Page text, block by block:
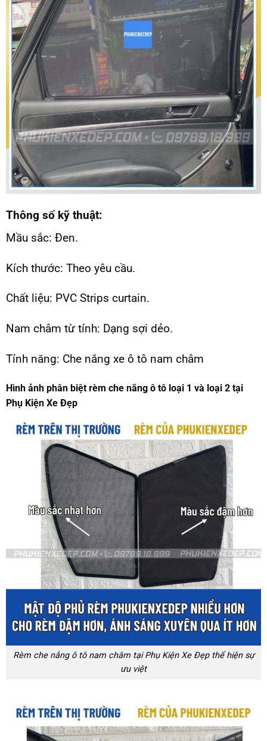
Thông số kỹ thuật:
Mầu sắc: Đen.
Kích thước: Theo yêu cầu.
Chất liệu: PVC Strips curtain.
Nam châm từ tính: Dạng sợi dẻo.
Tính năng: Che nắng xe ô tô nam châm
Hình ảnh phân biệt rèm che nắng ô tô loại 1 và loại 2 tại
Phụ Kiện Xe Đẹp
Rèm che nắng ô tô nam châm tại Phụ Kiện Xe Đẹp thể hiện sự
ưu việt